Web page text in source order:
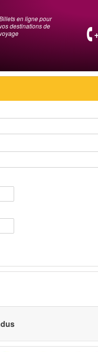
en ligne pour
vos destinations de
voyage